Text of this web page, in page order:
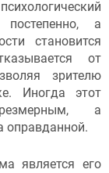
а
становится
от
зрителю
Иногда этот
а
оправданной.
является его